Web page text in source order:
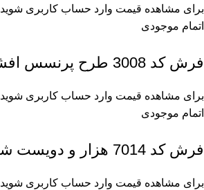
برای مشاهده قیمت وارد حساب کاربری شوید
اتمام موجودی
فرش کد 3008 طرح پرنسس افشان 1200 شانه
برای مشاهده قیمت وارد حساب کاربری شوید
اتمام موجودی
فرش کد 7014 هزار و دویست شانه ساده
برای مشاهده قیمت وارد حساب کاربری شوید